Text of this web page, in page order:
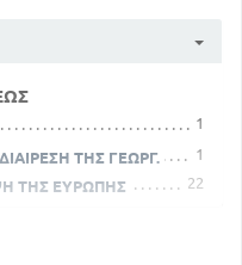
1
ΤΗΣ ΓΕΩΡΓ.
1
ΤΗΣ ΕΥΡΩΠΗΣ
22